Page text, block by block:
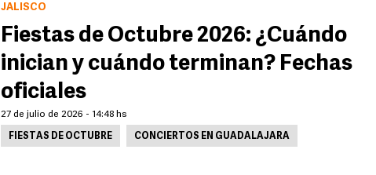
JALISCO
Fiestas de Octubre 2026: ¿Cuándo
inician y cuándo terminan? Fechas
oficiales
27 de julio de 2026 - 14:48 hs
FIESTAS DE OCTUBRE CONCIERTOS EN GUADALAJARA